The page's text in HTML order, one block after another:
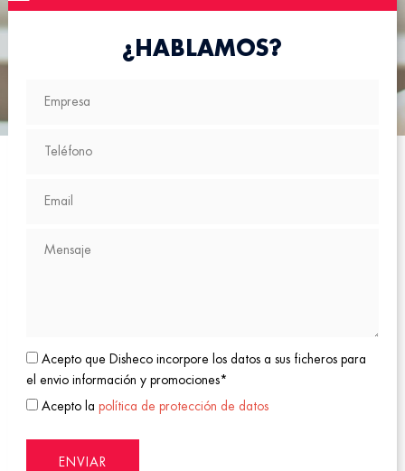
¿HABLAMOS?
Acepto que Disheco incorpore los datos a sus ficheros para
el envio información y promociones*
Acepto la política de protección de datos